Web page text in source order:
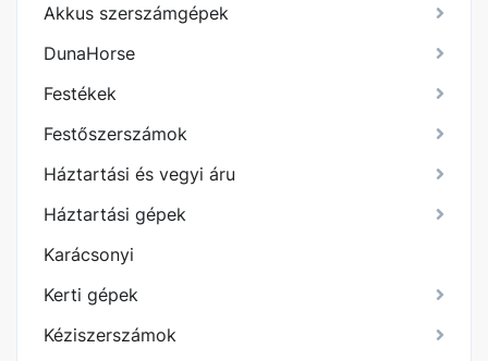
Akkus szerszámgépek
DunaHorse
Festékek
Festőszerszámok
Háztartási és vegyi áru
Háztartási gépek
Karácsonyi
Kerti gépek
Kéziszerszámok